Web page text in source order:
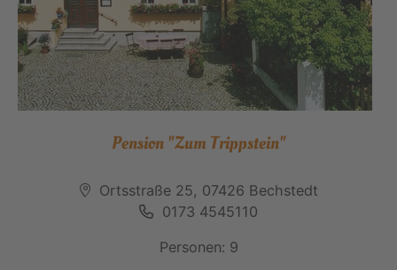
Pension "Zum Trippstein"
Ortsstraße 25, 07426 Bechstedt
0173 4545110
Personen: 9